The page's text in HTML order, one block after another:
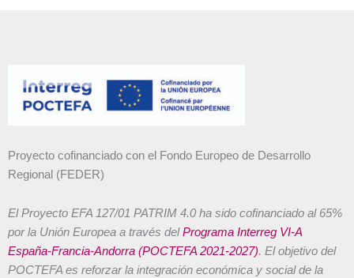
Proyecto cofinanciado con el Fondo Europeo de Desarrollo
Regional (FEDER)
El Proyecto EFA 127/01 PATRIM 4.0 ha sido cofinanciado al 65%
por la Unión Europea a través delPrograma Interreg VI-A
España-Francia-Andorra (POCTEFA 2021-2027). El objetivo del
POCTEFA es reforzar la integración económica y social de la